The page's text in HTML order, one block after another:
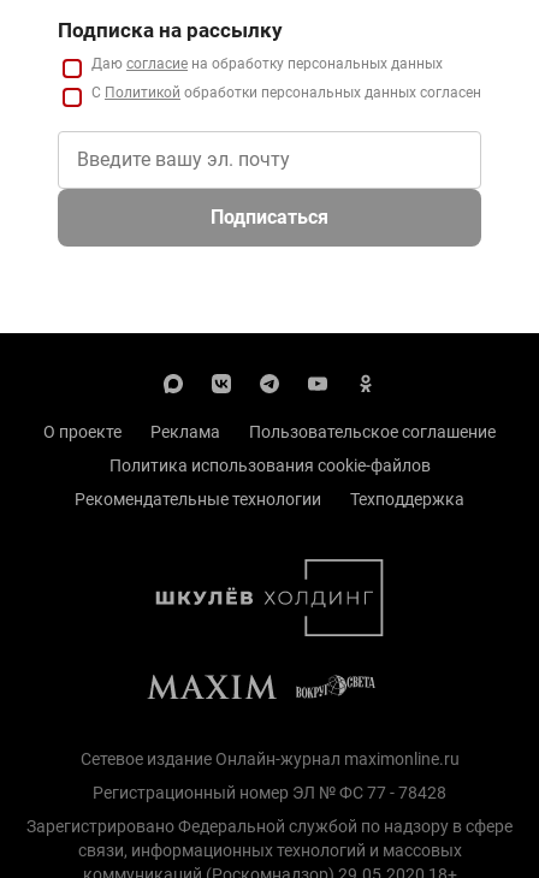
Подписка на рассылку
Даю согласие на обработку персональных данных
С Политикой обработки персональных данных согласен
Подписаться
О проекте Реклама
Пользовательское соглашение
Политика использования cookie-файлов
Рекомендательные технологии
Техподдержка
Сетевое издание Онлайн-журнал maximonline.ru
Регистрационный номер ЭЛ № ФС 77 - 78428
Зарегистрировано Федеральной службой по надзору в сфере
связи, информационных технологий и массовых